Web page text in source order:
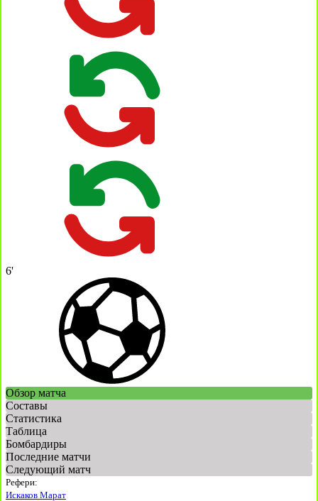
6'
Обзор матча
Составы
Статистика
Таблица
Бомбардиры
Последние матчи
Следующий матч
Рефери:
Искаков Марат